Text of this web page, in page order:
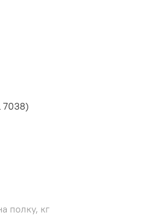
7038)
полку, кг